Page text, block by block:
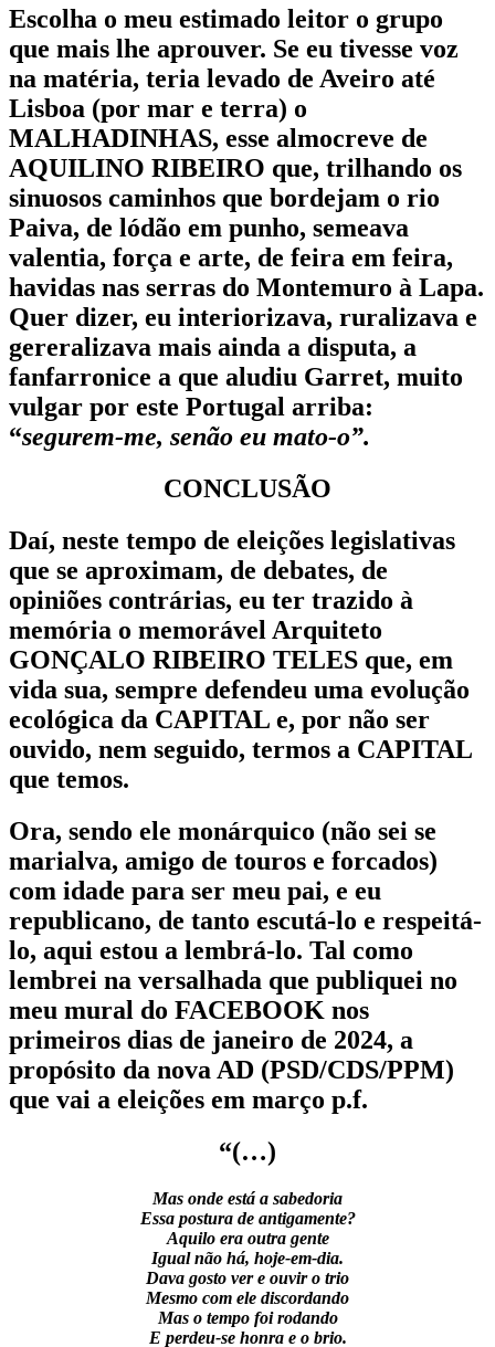
Escolha o meu estimado leitor o grupo
que mais lhe aprouver. Se eu tivesse voz
na matéria, teria levado de Aveiro até
Lisboa (por mar e terra) o
MALHADINHAS, esse almocreve de
AQUILINO RIBEIRO que, trilhando os
sinuosos caminhos que bordejam o rio
Paiva, de lódão em punho, semeava
valentia, força e arte, de feira em feira,
havidas nas serras do Montemuro à Lapa.
Quer dizer, eu interiorizava, ruralizava e
gereralizava mais ainda a disputa, a
fanfarronice a que aludiu Garret, muito
vulgar por este Portugal arriba:
“segurem-me, senão eu mato-o”.
CONCLUSÃO
Daí, neste tempo de eleições legislativas
que se aproximam, de debates, de
opiniões contrárias, eu ter trazido à
memória o memorável Arquiteto
GONÇALO RIBEIRO TELES que, em
vida sua, sempre defendeu uma evolução
ecológica da CAPITAL e, por não ser
ouvido, nem seguido, termos a CAPITAL
que temos.
Ora, sendo ele monárquico (não sei se
marialva, amigo de touros e forcados)
com idade para ser meu pai, e eu
republicano, de tanto escutá-lo e respeitá-
lo, aqui estou a lembrá-lo. Tal como
lembrei na versalhada que publiquei no
meu mural do FACEBOOK nos
primeiros dias de janeiro de 2024, a
propósito da nova AD (PSD/CDS/PPM)
que vai a eleições em março p.f.
“(…)
Mas onde está a sabedoria
Essa postura de antigamente?
Aquilo era outra gente
Igual não há, hoje-em-dia.
Dava gosto ver e ouvir o trio
Mesmo com ele discordando
Mas o tempo foi rodando
E perdeu-se honra e o brio.